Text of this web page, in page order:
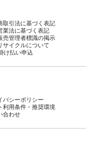
取引法に基づく表記
業法に基づく表記
売管理者標識の掲示
サイクルについて
け払い申込
バシーポリシー
利用条件・推奨環境
合わせ